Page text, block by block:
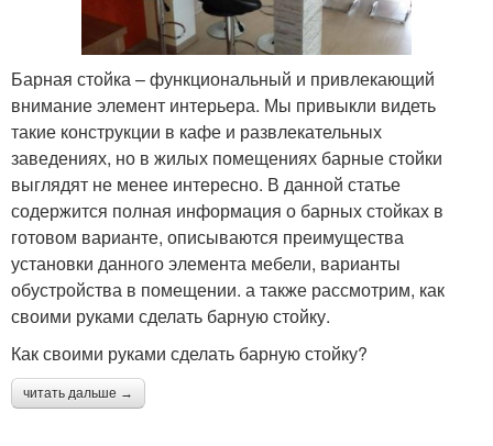
Барная стойка – функциональный и привлекающий
внимание элемент интерьера. Мы привыкли видеть
такие конструкции в кафе и развлекательных
заведениях, но в жилых помещениях барные стойки
выглядят не менее интересно. В данной статье
содержится полная информация о барных стойках в
готовом варианте, описываются преимущества
установки данного элемента мебели, варианты
обустройства в помещении. а также рассмотрим, как
своими руками сделать барную стойку.
Как своими руками сделать барную стойку?
читать дальше →